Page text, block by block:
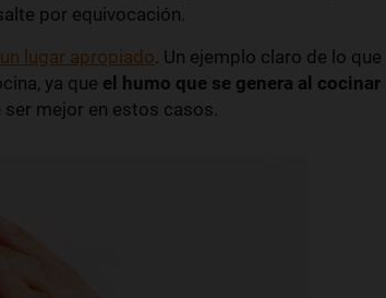
por equivocación.
lugar apropiado. Un ejemplo claro de lo que
ya que el humo que se genera al cocinar
mejor en estos casos.